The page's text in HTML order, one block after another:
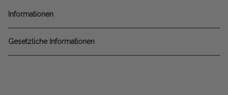
Informationen
Gesetzliche Informationen